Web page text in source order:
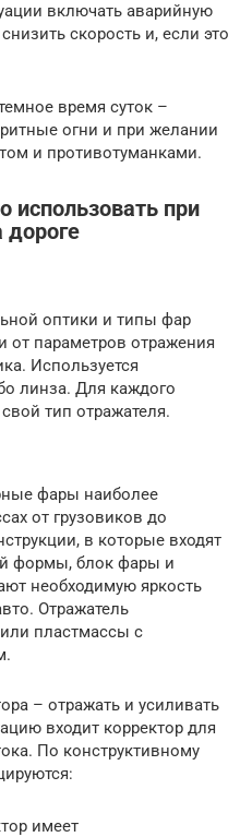
включать аварийную
скорость и, если это
время суток –
огни и при желании
и противотуманками.
использовать при
дороге
оптики и типы фар
от параметров отражения
Используется
линза. Для каждого
тип отражателя.
фары наиболее
от грузовиков до
в которые входят
формы, блок фары и
необходимую яркость
Отражатель
или пластмассы с
– отражать и усиливать
входит корректор для
По конструктивному
имеет